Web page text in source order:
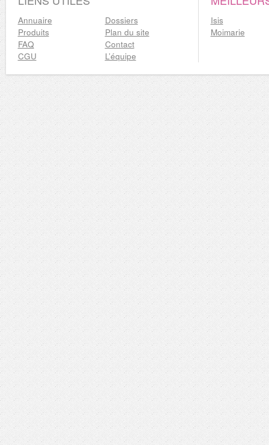
Annuaire
Dossiers
Produits
Plan du site
FAQ
Contact
CGU
L’équipe
Isis
Moimarie